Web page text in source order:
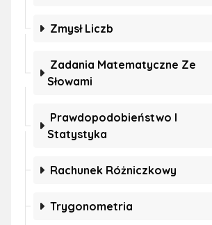
Zmysł Liczb
Zadania Matematyczne Ze
Słowami
Prawdopodobieństwo I
Statystyka
Rachunek Różniczkowy
Trygonometria